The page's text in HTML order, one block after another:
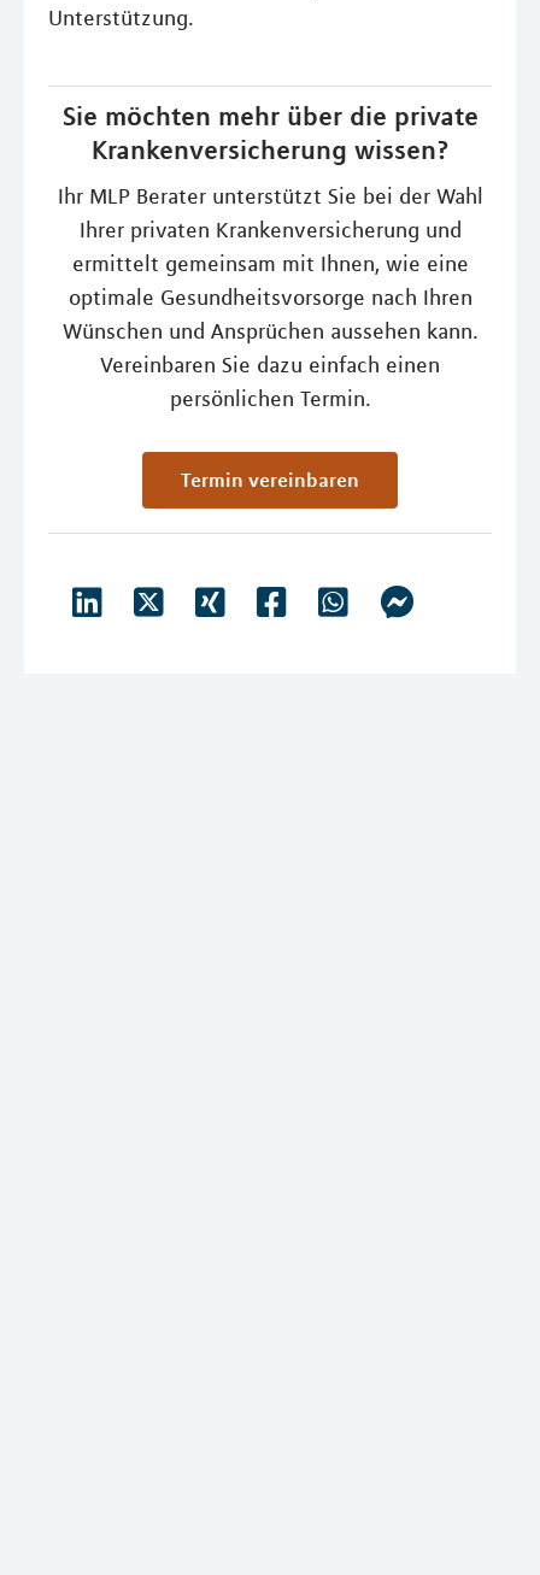
Unterstützung.
Sie möchten mehr über die private
Krankenversicherung wissen?
Ihr MLP Berater unterstützt Sie bei der Wahl
Ihrer privaten Krankenversicherung und
ermittelt gemeinsam mit Ihnen, wie eine
optimale Gesundheitsvorsorge nach Ihren
Wünschen und Ansprüchen aussehen kann.
Vereinbaren Sie dazu einfach einen
persönlichen Termin.
Termin vereinbaren